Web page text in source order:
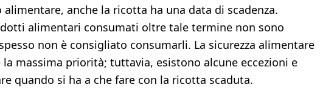
anche la ricotta ha una data di scadenza.
alimentari consumati oltre tale termine non sono
non è consigliato consumarli. La sicurezza alimentare
la massima priorità; tuttavia, esistono alcune eccezioni e
quando si ha a che fare con la ricotta scaduta.